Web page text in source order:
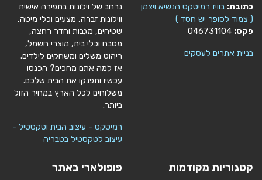
כתובת: בוויז רמיטקס הנשיא ויצמן
( צמוד לסופר יש חסד )
פקס:
בניית אתרים לעסקים
נרחב של וילונות בתפירה אישית
ווילונות זברה, מצעים וכלי מיטה,
שטיחים, מגבות וחדר רחצה,
מטבח וכלי בית, מוצרי חשמל,
ריהוט משלים ומשחקים לילדים.
אז למה אתם מחכים? הכנסו
עכשיו ותפנקו את הבית שלכם.
משלוחים לכל הארץ במחיר הזול
ביותר.
רמיטקס - עיצוב הבית וטקסטיל -
עיצוב לטקסטיל בטבריה
קטגוריות מקודמות פופולארי באתר